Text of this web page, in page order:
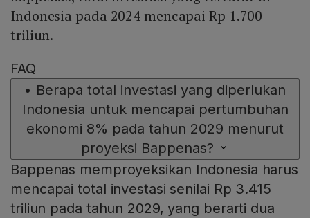
Indonesia pada 2024 mencapai Rp 1.700
triliun.
FAQ
• Berapa total investasi yang diperlukan
Indonesia untuk mencapai pertumbuhan
ekonomi 8% pada tahun 2029 menurut
proyeksi Bappenas?
Bappenas memproyeksikan Indonesia harus
mencapai total investasi senilai Rp 3.415
triliun pada tahun 2029, yang berarti dua